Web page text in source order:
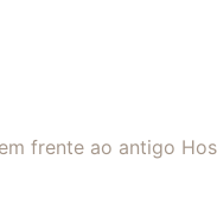
frente ao antigo